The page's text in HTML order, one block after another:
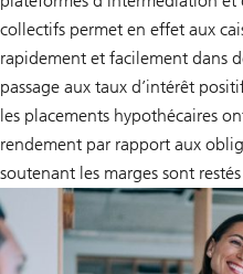
collectifs permet en effet aux
rapidement et facilement dans
passage aux taux d’intérêt
les placements hypothécaires
rendement par rapport aux
soutenant les marges sont